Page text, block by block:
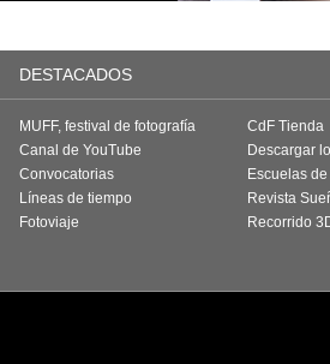
DESTACADOS
MUFF, festival de fotografía
Canal de YouTube
Convocatorias
Líneas de tiempo
Fotoviaje
CdF Tienda
Descargar
Escuelas
Revista
Recorrido